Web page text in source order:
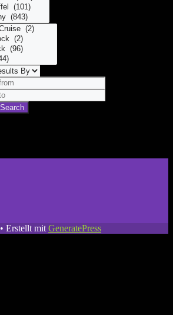
• Erstellt mit GeneratePress